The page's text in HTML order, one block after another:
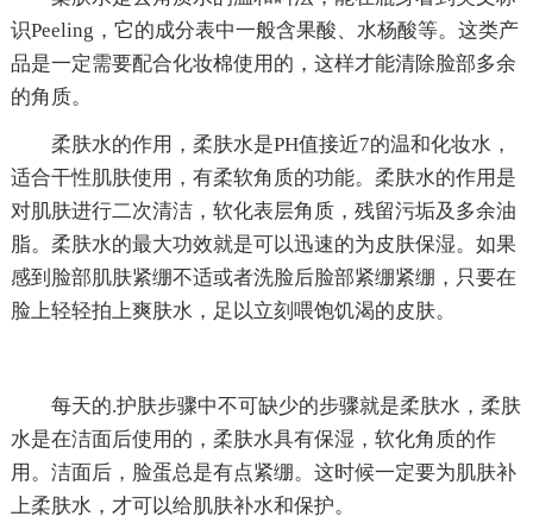
识Peeling，它的成分表中一般含果酸、水杨酸等。这类产
品是一定需要配合化妆棉使用的，这样才能清除脸部多余
的角质。
柔肤水的作用，柔肤水是PH值接近7的温和化妆水，
适合干性肌肤使用，有柔软角质的功能。柔肤水的作用是
对肌肤进行二次清洁，软化表层角质，残留污垢及多余油
脂。柔肤水的最大功效就是可以迅速的为皮肤保湿。如果
感到脸部肌肤紧绷不适或者洗脸后脸部紧绷紧绷，只要在
脸上轻轻拍上爽肤水，足以立刻喂饱饥渴的皮肤。
每天的.护肤步骤中不可缺少的步骤就是柔肤水，柔肤
水是在洁面后使用的，柔肤水具有保湿，软化角质的作
用。洁面后，脸蛋总是有点紧绷。这时候一定要为肌肤补
上柔肤水，才可以给肌肤补水和保护。